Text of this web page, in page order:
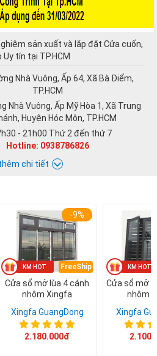
sản xuất và lắp đặt Cửa cuốn,
Uy tín tại TP.HCM
Nhà Vuông, Ấp 64, Xã Bà Điểm,
TP.HCM
Nhà Vuông, Ấp Mỹ Hòa 1, Xã Trung
Huyện Hóc Môn, TP.HCM
- 21h00 Thứ 2 đến thứ 7
Hotline: 0938786826
chi tiết
FreeShip
-9%
Cửa sổ mở lùa 4 cánh
nhôm Xingfa
Xingfa GuangDong
2.180.000đ
Cửa sổ mở
nhôm
Xingfa